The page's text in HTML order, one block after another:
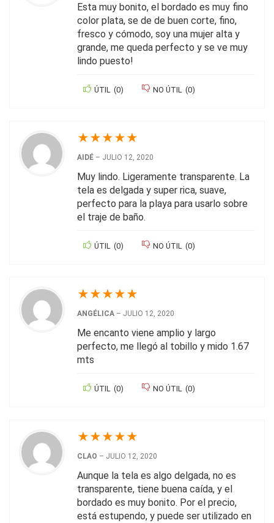
Esta muy bonito, el bordado es muy fino
color plata, se de de buen corte, fino,
fresco y cómodo, soy una mujer alta y
grande, me queda perfecto y se ve muy
lindo puesto!
ÚTIL (0) NO ÚTIL (0)
★★★★★
AIDÉ – JULIO 12, 2020
Muy lindo. Ligeramente transparente. La
tela es delgada y super rica, suave,
perfecto para la playa para usarlo sobre
el traje de baño.
ÚTIL (0) NO ÚTIL (0)
★★★★★
ANGÉLICA – JULIO 12, 2020
Me encanto viene amplio y largo
perfecto, me llegó al tobillo y mido 1.67
mts
ÚTIL (0) NO ÚTIL (0)
★★★★★
CLAO – JULIO 12, 2020
Aunque la tela es algo delgada, no es
transparente, tiene buena caída, y el
bordado es muy bonito. Por el precio,
está estupendo, y puede ser utilizado en